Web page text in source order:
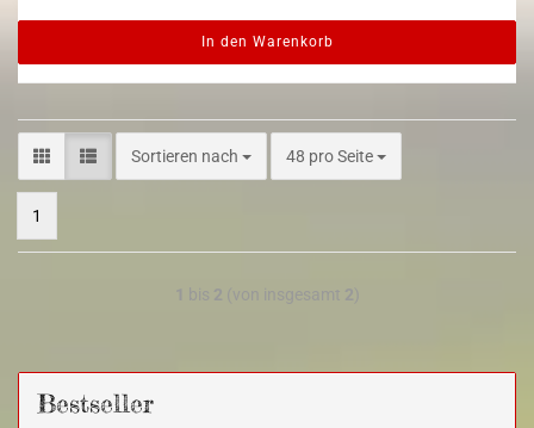
In den Warenkorb
Sortieren nach 48 pro Seite
1
Bestseller